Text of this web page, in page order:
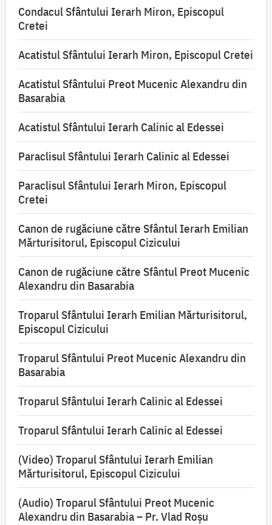
Condacul Sfântului Ierarh Miron, Episcopul
Cretei
Acatistul Sfântului Ierarh Miron, Episcopul Cretei
Acatistul Sfântului Preot Mucenic Alexandru din
Basarabia
Acatistul Sfântului Ierarh Calinic al Edessei
Paraclisul Sfântului Ierarh Calinic al Edessei
Paraclisul Sfântului Ierarh Miron, Episcopul
Cretei
Canon de rugăciune către Sfântul Ierarh Emilian
Mărturisitorul, Episcopul Cizicului
Canon de rugăciune către Sfântul Preot Mucenic
Alexandru din Basarabia
Troparul Sfântului Ierarh Emilian Mărturisitorul,
Episcopul Cizicului
Troparul Sfântului Preot Mucenic Alexandru din
Basarabia
Troparul Sfântului Ierarh Calinic al Edessei
Troparul Sfântului Ierarh Calinic al Edessei
(Video) Troparul Sfântului Ierarh Emilian
Mărturisitorul, Episcopul Cizicului
(Audio) Troparul Sfântului Preot Mucenic
Alexandru din Basarabia – Pr. Vlad Roșu